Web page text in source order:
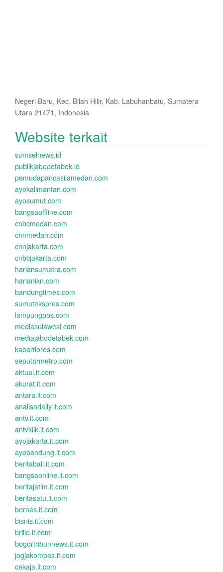
Negeri Baru, Kec. Bilah Hilir, Kab. Labuhanbatu, Sumatera
Utara 21471, Indonesia
Website terkait
sumselnews.id
publikjabodetabek.id
pemudapancasilamedan.com
ayokalimantan.com
ayosumut.com
bangsaoffline.com
cnbcmedan.com
cnnmedan.com
cnnjakarta.com
cnbcjakarta.com
hariansumatra.com
harianikn.com
bandungtimes.com
sumutekspres.com
lampungpos.com
mediasulawesi.com
mediajabodetabek.com
kabarflores.com
seputarmetro.com
aktual.it.com
akurat.it.com
antara.it.com
analisadaily.it.com
antv.it.com
antvklik.it.com
ayojakarta.it.com
ayobandung.it.com
beritabali.it.com
bangsaonline.it.com
beritajatim.it.com
beritasatu.it.com
bernas.it.com
bisnis.it.com
brilio.it.com
bogortribunnews.it.com
jogjakompas.it.com
cekaja.it.com